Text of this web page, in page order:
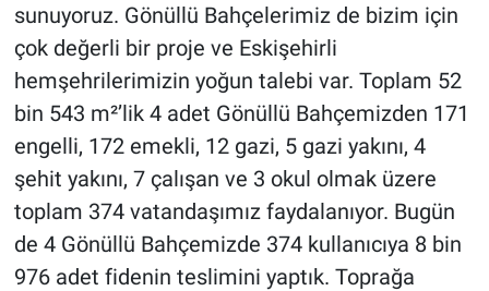
sunuyoruz. Gönüllü Bahçelerimiz de bizim için
çok değerli bir proje ve Eskişehirli
hemşehrilerimizin yoğun talebi var. Toplam 52
bin 543 m²’lik 4 adet Gönüllü Bahçemizden 171
engelli, 172 emekli, 12 gazi, 5 gazi yakını, 4
şehit yakını, 7 çalışan ve 3 okul olmak üzere
toplam 374 vatandaşımız faydalanıyor. Bugün
de 4 Gönüllü Bahçemizde 374 kullanıcıya 8 bin
976 adet fidenin teslimini yaptık. Toprağa